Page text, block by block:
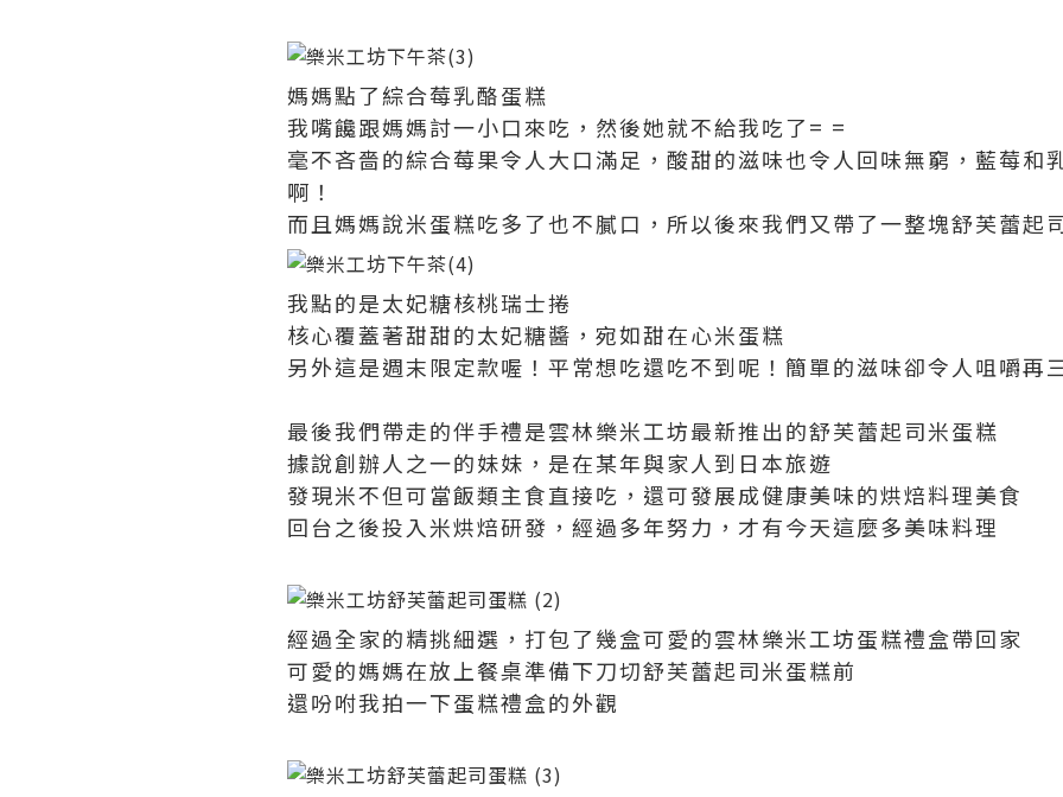
媽媽點了綜合莓乳酪蛋糕
我嘴饞跟媽媽討一小口來吃，然後她就不給我吃了= =
毫不吝嗇的綜合莓果令人大口滿足，酸甜的滋味也令人回味無窮，藍莓和
啊！
而且媽媽說米蛋糕吃多了也不膩口，所以後來我們又帶了一整塊舒芙蕾起
我點的是太妃糖核桃瑞士捲
核心覆蓋著甜甜的太妃糖醬，宛如甜在心米蛋糕
另外這是週末限定款喔！平常想吃還吃不到呢！簡單的滋味卻令人咀嚼再
最後我們帶走的伴手禮是雲林樂米工坊最新推出的舒芙蕾起司米蛋糕
據說創辦人之一的妹妹，是在某年與家人到日本旅遊
發現米不但可當飯類主食直接吃，還可發展成健康美味的烘焙料理美食
回台之後投入米烘焙研發，經過多年努力，才有今天這麼多美味料理
經過全家的精挑細選，打包了幾盒可愛的雲林樂米工坊蛋糕禮盒帶回家
可愛的媽媽在放上餐桌準備下刀切舒芙蕾起司米蛋糕前
還吩咐我拍一下蛋糕禮盒的外觀